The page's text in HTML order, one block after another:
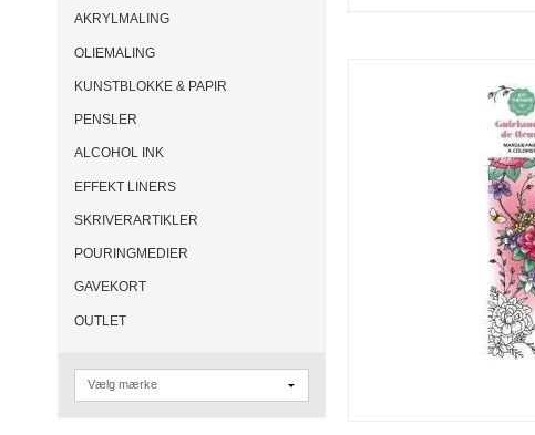
AKRYLMALING
OLIEMALING
KUNSTBLOKKE & PAPIR
PENSLER
ALCOHOL INK
EFFEKT LINERS
SKRIVERARTIKLER
POURINGMEDIER
GAVEKORT
OUTLET